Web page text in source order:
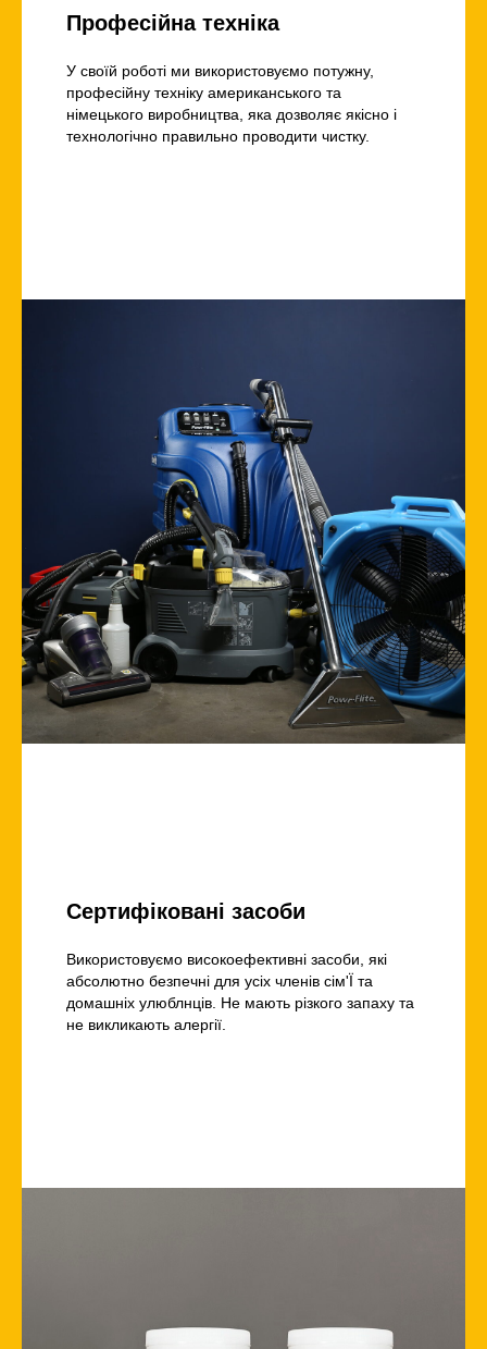
Професійна техніка
У своїй роботі ми використовуємо потужну,
професійну техніку американського та
німецького виробництва, яка дозволяє якісно і
технологічно правильно проводити чистку.
Сертифіковані засоби
Використовуємо високоефективні засоби, які
абсолютно безпечні для усіх членів сім'Ї та
домашніх улюблнців. Не мають різкого запаху та
не викликають алергії.